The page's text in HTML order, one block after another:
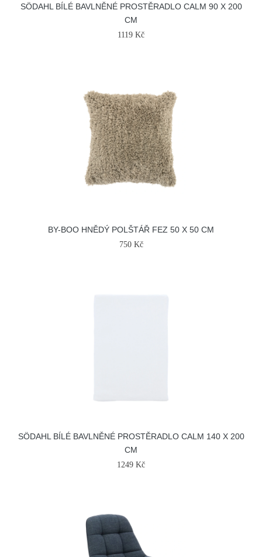
SÖDAHL BÍLÉ BAVLNĚNÉ PROSTĚRADLO CALM 90 X 200
CM
1119 Kč
BY-BOO HNĚDÝ POLŠTÁŘ FEZ 50 X 50 CM
750 Kč
SÖDAHL BÍLÉ BAVLNĚNÉ PROSTĚRADLO CALM 140 X 200
CM
1249 Kč